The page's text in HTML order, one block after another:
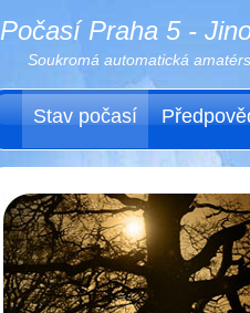
Počasí Praha 5 -
Soukromá automatická
Stav počasí